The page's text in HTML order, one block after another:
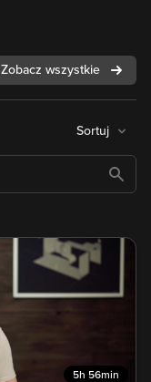
Zobacz wszystkie
Sortuj
5h 56min